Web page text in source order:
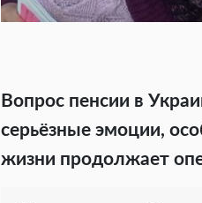
Вопрос пенсии в
серьёзные эмоции,
жизни продолжает